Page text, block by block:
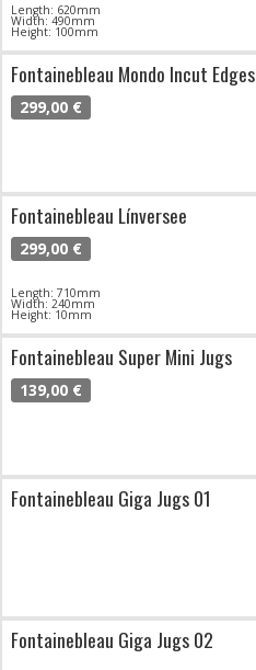
Length: 620mm
Width: 490mm
Height: 100mm
Fontainebleau Mondo Incut Edges
299,00 €
Fontainebleau Línversee
299,00 €
Length: 710mm
Width: 240mm
Height: 10mm
Fontainebleau Super Mini Jugs
139,00 €
Fontainebleau Giga Jugs 01
Fontainebleau Giga Jugs 02